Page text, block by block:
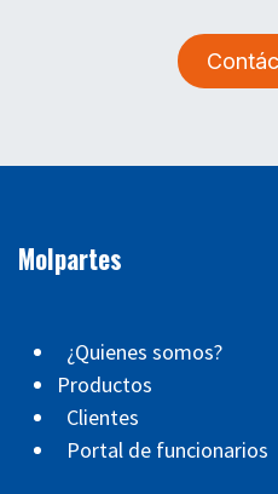
Molpartes
¿Quienes somos?
Productos
Clientes
Portal de funcionarios